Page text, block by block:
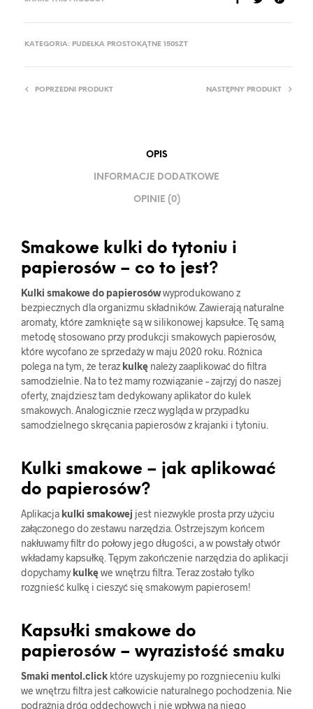
KATEGORIA: PUDEŁKA PROSTOKĄTNE 150SZT
POPRZEDNI PRODUKT NASTĘPNY PRODUKT
OPIS
INFORMACJE DODATKOWE
OPINIE (0)
Smakowe kulki do tytoniu i
papierosów – co to jest?
Kulki smakowe do papierosówwyprodukowano z
bezpiecznych dla organizmu składników. Zawierają naturalne
aromaty, które zamknięte są w silikonowej kapsułce. Tę samą
metodę stosowano przy produkcji smakowych papierosów,
które wycofano ze sprzedaży w maju 2020 roku. Różnica
polega na tym, że teraz kulkę należy zaaplikować do filtra
samodzielnie. Na to też mamy rozwiązanie – zajrzyj do naszej
oferty, znajdziesz tam dedykowany aplikator do kulek
smakowych. Analogicznie rzecz wygląda w przypadku
samodzielnego skręcania papierosów z krajanki i tytoniu.
Kulki smakowe – jak aplikować
do papierosów?
Aplikacja kulki smakowej jest niezwykle prosta przy użyciu
załączonego do zestawu narzędzia. Ostrzejszym końcem
nakłuwamy filtr do połowy jego długości, a w powstały otwór
wkładamy kapsułkę. Tępym zakończenie narzędzia do aplikacji
dopychamy kulkęwe wnętrzu filtra. Teraz zostało tylko
rozgnieść kulkę i cieszyć się smakowym papierosem!
Kapsułki smakowe do
papierosów – wyrazistość smaku
Smaki mentol.click które uzyskujemy po rozgnieceniu kulki
we wnętrzu filtra jest całkowicie naturalnego pochodzenia. Nie
podrażnia dróg oddechowych i nie wpływa na niego